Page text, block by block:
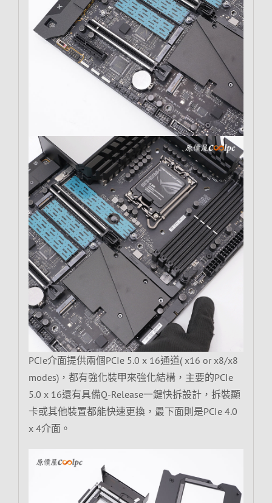
PCIe介面提供兩個PCIe 5.0 x 16通道( x16 or x8/x8
modes)，都有強化裝甲來強化結構，主要的PCIe
5.0 x 16還有具備Q-Release一鍵快拆設計，拆裝顯
卡或其他裝置都能快速更換，最下面則是PCIe 4.0
x 4介面。